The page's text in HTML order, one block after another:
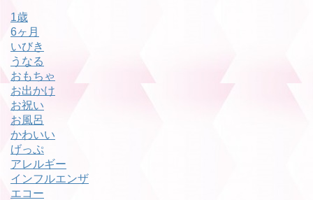
1歳
6ヶ月
いびき
うなる
おもちゃ
お出かけ
お祝い
お風呂
かわいい
げっぷ
アレルギー
インフルエンザ
エコー